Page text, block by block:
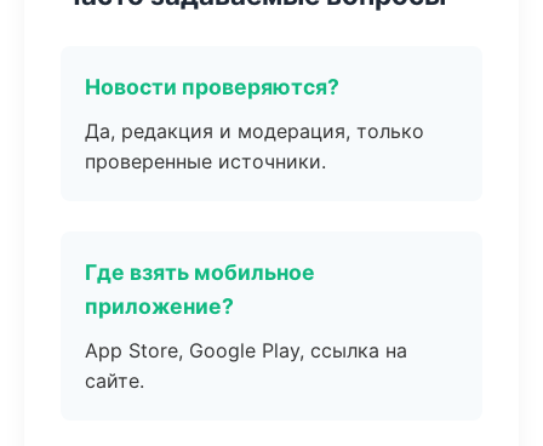
Новости проверяются?
Да, редакция и модерация, только
проверенные источники.
Где взять мобильное
приложение?
App Store, Google Play, ссылка на
сайте.